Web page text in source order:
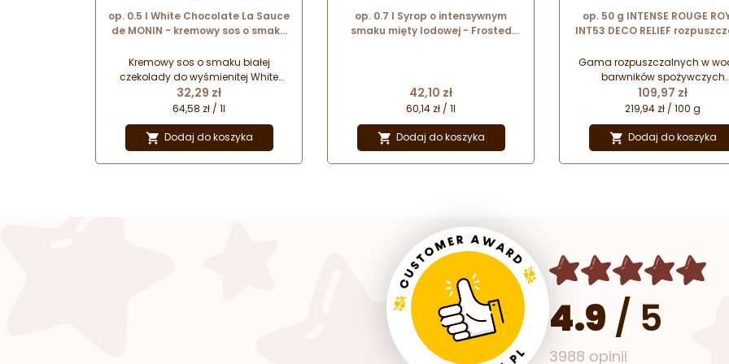
op. 0.5 l White Chocolate La Sauce
de MONIN - kremowy sos o smaku
Kremowy sos o smaku białej
czekolady do wyśmienitej White
Chocolate Mocha. Idealne
uzupełnienie napojów kawowych.
konsystencja. Sos Gourmet to także
wysokiej jakości polewa do lodów i
deserów.
Cena
32,29 zł
64,58 zł / 1l
 Dodaj do koszyka
op. 0.7 l Syrop o intensywnym
smaku mięty lodowej - Frosted
Cena
42,10 zł
60,14 zł / 1l
 Dodaj do koszyka
op. 50 g INTENSE ROUGE
INT53 DECO RELIEF
proszku - królewska
Gama rozpuszczalnych w
barwników spożywczych
charakteryzujących się
koncentracją czystej
formie proszku o niskim
dozowaniu łatwo rozpuszcza
płynach i masach.
Cena
109,97 zł
219,94 zł / 100 g
 Dodaj do koszyka
4.9 / 5
3988 opinii